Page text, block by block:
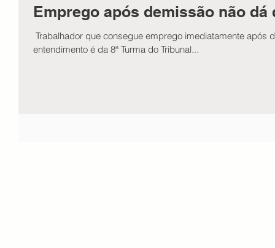
Emprego após demissão não
​Trabalhador que consegue emprego imediatamente após
entendimento é da 8ª Turma do Tribunal...